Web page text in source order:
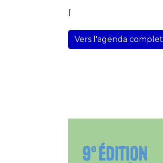
[
Vers l'agenda complet